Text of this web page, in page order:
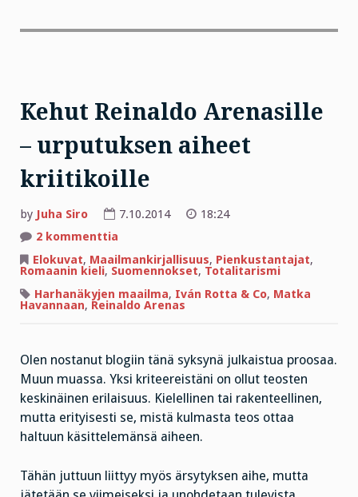
Kehut Reinaldo Arenasille
– urputuksen aiheet
kriitikoille
by Juha Siro 7.10.2014
18:24
2 kommenttia
Reinaldo
Arenasille
urputuksen
aiheet
Elokuvat, Maailmankirjallisuus, Pienkustantajat,
Romaanin kieli, Suomennokset, Totalitarismi
Harhanäkyjen maailma, Iván Rotta & Co, Matka
Havannaan, Reinaldo Arenas
Olen nostanut blogiin tänä syksynä julkaistua proosaa.
Muun muassa. Yksi kriteereistäni on ollut teosten
keskinäinen erilaisuus. Kielellinen tai rakenteellinen,
mutta erityisesti se, mistä kulmasta teos ottaa
haltuun käsittelemänsä aiheen.
Tähän juttuun liittyy myös ärsytyksen aihe, mutta